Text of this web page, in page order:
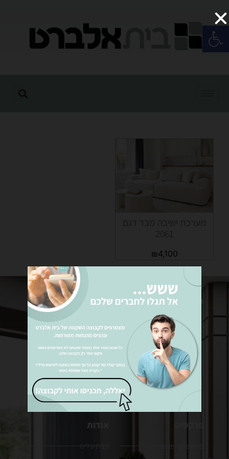
פתח סרגל נגישות
₪4,100
מערכות ישיבה
מערכות ישיבה מבד
מערכות ישיבה מעור
כורסאות
שטיחים
שטיחים אפגניים
שטיחים מקיר לקיר
פרקטים
פרקט עץ טבעי
אודות
קצת עלינו